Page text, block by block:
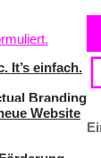
It’s einfach.
Branding
Website